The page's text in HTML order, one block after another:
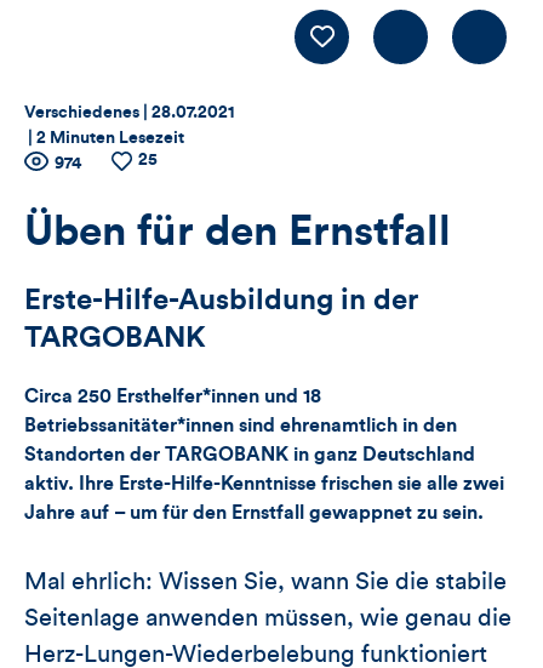
LIKE Kommentieren
Thema:
Verschiedenes | Datum:
28.07.2021
2 Minuten Lesezeit
Zähler
für
Views,
Likes
und
Kommentare
dieses
Artikels
Anzahl
Views
974
Anzahl
Likes
25
Üben für den Ernstfall
Erste-Hilfe-Ausbildung in der
TARGOBANK
Circa 250 Ersthelfer*innen und 18
Betriebssanitäter*innen sind ehrenamtlich in den
Standorten der TARGOBANK in ganz Deutschland
aktiv. Ihre Erste-Hilfe-Kenntnisse frischen sie alle zwei
Jahre auf – um für den Ernstfall gewappnet zu sein.
Mal ehrlich: Wissen Sie, wann Sie die stabile
Seitenlage anwenden müssen, wie genau die
Herz-Lungen-Wiederbelebung funktioniert